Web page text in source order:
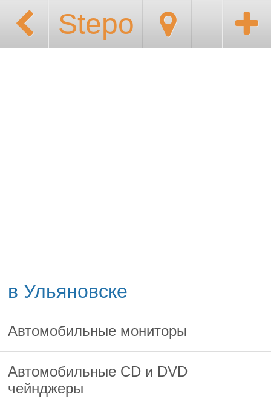
Stepo
в Ульяновске
Автомобильные мониторы
Автомобильные CD и DVD
чейнджеры